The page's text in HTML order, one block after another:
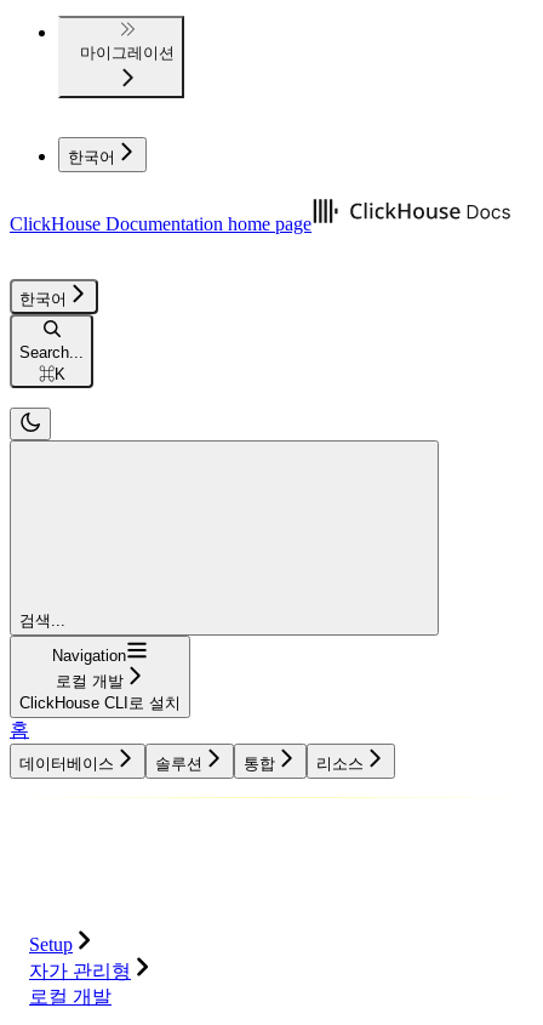
마이그레이션
한국어
ClickHouse Documentation home page
한국어
Search...
⌘K
검색...
Navigation
로컬 개발
ClickHouse CLI로 설치
홈
데이터베이스 솔루션 통합 리소스
Setup
자가 관리형
로컬 개발